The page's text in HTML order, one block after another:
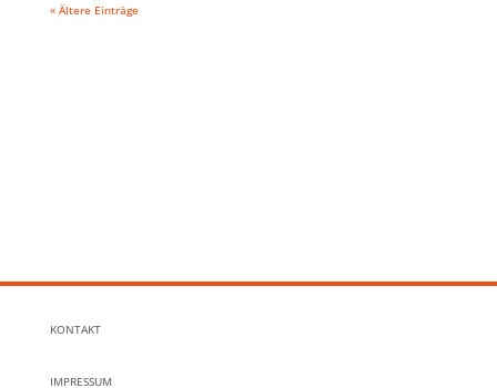
« Ältere Einträge
KONTAKT
IMPRESSUM